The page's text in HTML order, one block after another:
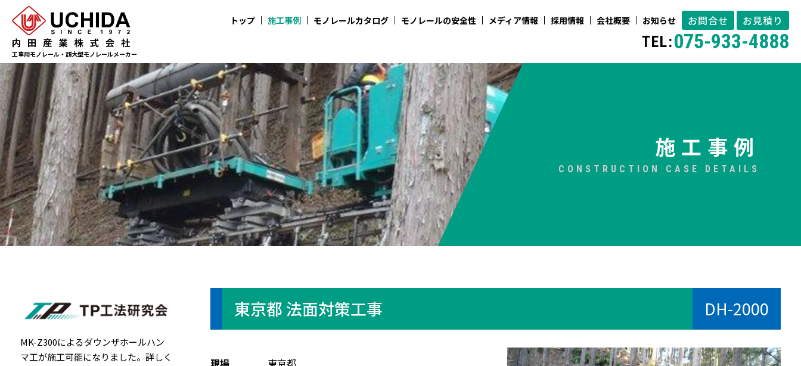
工事用モノレール・超大型モノレールメーカー
トップ 施工事例 モノレールカタログ モノレールの安全性 メディア情報 採用情報 会社概要 お知らせ お問合せ お見積り
TEL:075-933-4888
施工事例
CONSTRUCTION CASE DETAILS
MK-Z300によるダウンザホールハン
マ工が施工可能になりました。詳しく
東京都 法面対策工事 DH-2000
現場 東京都